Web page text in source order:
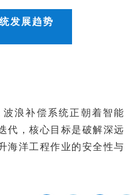
发展趋势
浪补偿系统正朝着智能
代，核心目标是破解深远
海洋工程作业的安全性与